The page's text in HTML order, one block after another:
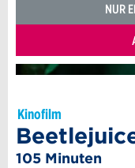
NUR
Kinofilm
105 Minuten